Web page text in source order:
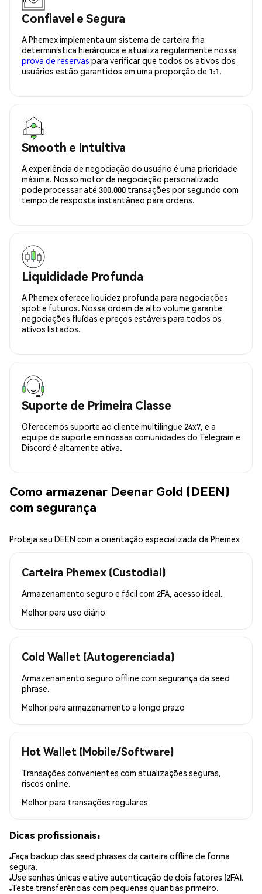
Confiavel e Segura
A Phemex implementa um sistema de carteira fria
determinística hierárquica e atualiza regularmente nossa
prova de reservas para verificar que todos os ativos dos
usuários estão garantidos em uma proporção de 1:1.
Smooth e Intuitiva
A experiência de negociação do usuário é uma prioridade
máxima. Nosso motor de negociação personalizado
pode processar até 300.000 transações por segundo com
tempo de resposta instantâneo para ordens.
Liquididade Profunda
A Phemex oferece liquidez profunda para negociações
spot e futuros. Nossa ordem de alto volume garante
negociações fluídas e preços estáveis para todos os
ativos listados.
Suporte de Primeira Classe
Oferecemos suporte ao cliente multilingue 24x7, e a
equipe de suporte em nossas comunidades do Telegram e
Discord é altamente ativa.
Como armazenar Deenar Gold (DEEN)
com segurança
Proteja seu DEEN com a orientação especializada da Phemex
Carteira Phemex (Custodial)
Armazenamento seguro e fácil com 2FA, acesso ideal.
Melhor para uso diário
Cold Wallet (Autogerenciada)
Armazenamento seguro offline com segurança da seed
phrase.
Melhor para armazenamento a longo prazo
Hot Wallet (Mobile/Software)
Transações convenientes com atualizações seguras,
riscos online.
Melhor para transações regulares
Dicas profissionais:
Faça backup das seed phrases da carteira offline de forma
segura.
Use senhas únicas e ative autenticação de dois fatores (2FA).
Teste transferências com pequenas quantias primeiro.